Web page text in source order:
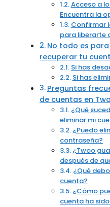
Acceso a
Encuentra la
Confirmar
para liberarte
No todo es
recuperar tu
Si has
Si has
Preguntas
de cuentas en
¿Qué
eliminar mi
¿Puedo
contraseña?
¿Twoo
después de
¿Qué
cuenta?
¿Cómo
cuenta ha